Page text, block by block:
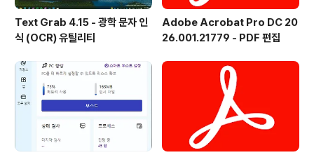
Text Grab 4.15 - 광학 문자 인
식 (OCR) 유틸리티
Adobe Acrobat Pro DC 20
26.001.21779 - PDF 편집